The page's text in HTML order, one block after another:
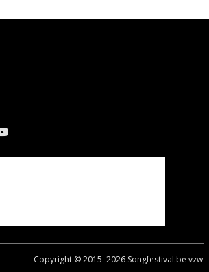
Copyright © 2015–2026Songfestival.be vzw